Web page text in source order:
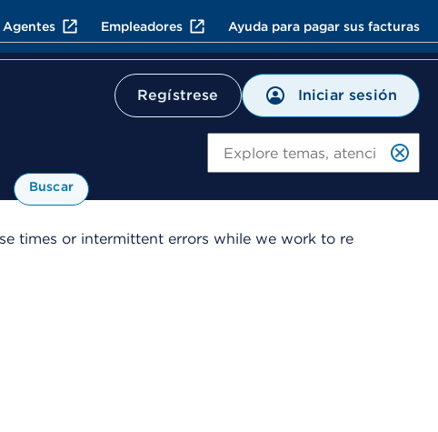
Agentes Empleadores Ayuda para pagar sus facturas
Regístrese Iniciar sesión
Buscar
times or intermittent errors while we work to re